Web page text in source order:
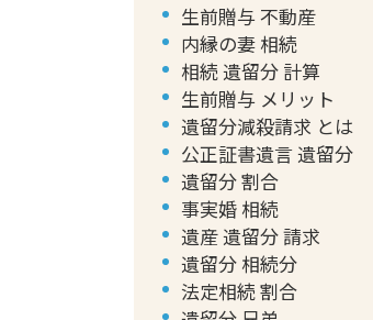
生前贈与 不動産
内縁の妻 相続
相続 遺留分 計算
生前贈与 メリット
遺留分減殺請求 とは
公正証書遺言 遺留分
遺留分 割合
事実婚 相続
遺産 遺留分 請求
遺留分 相続分
法定相続 割合